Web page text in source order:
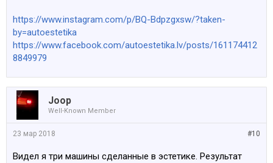
https://www.instagram.com/p/BQ-Bdpzgxsw/?taken-
by=autoestetika
https://www.facebook.com/autoestetika.lv/posts/161174412
8849979
Joop
Well-Known Member
#10
23 мар 2018
Видел я три машины сделанные в эстетике. Результат